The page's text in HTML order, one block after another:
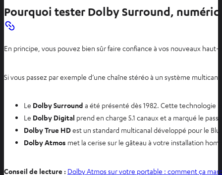
Pourquoi tester Dolby Surround,
En principe, vous pouvez bien sûr faire confiance à vos nouveaux
Si vous passez par exemple d’une chaîne stéréo à un système
Le Dolby Surround a été présenté dès 1982. Cette technologie
Le Dolby Digital prend en charge 5.1 canaux et a marqué le
Dolby True HDest un standard multicanal développé pour le
Dolby Atmos met la cerise sur le gâteau à votre installation
Conseil de lecture : Dolby Atmos sur votre portable : comment ça